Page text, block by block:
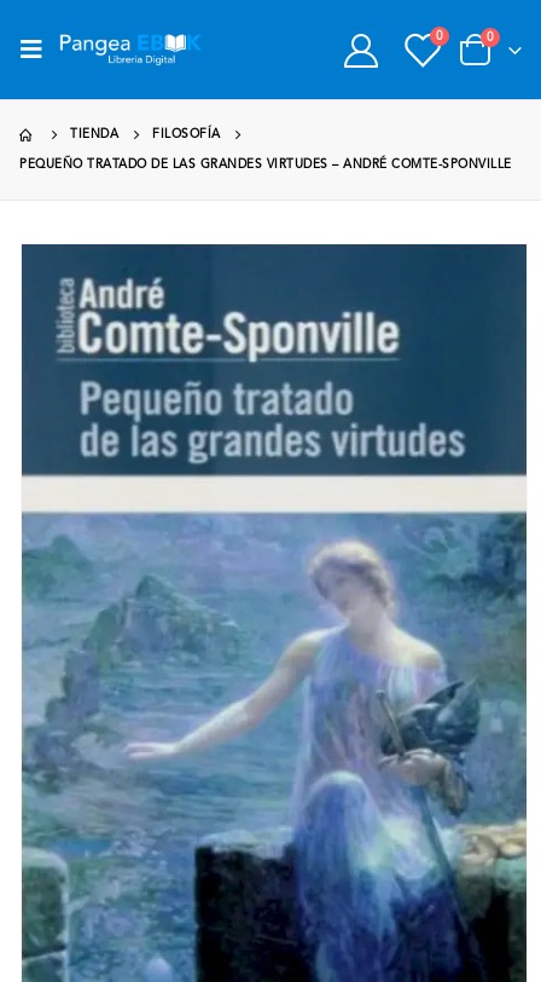
0 0
TIENDA FILOSOFÍA
PEQUEÑO TRATADO DE LAS GRANDES VIRTUDES – ANDRÉ COMTE-SPONVILLE